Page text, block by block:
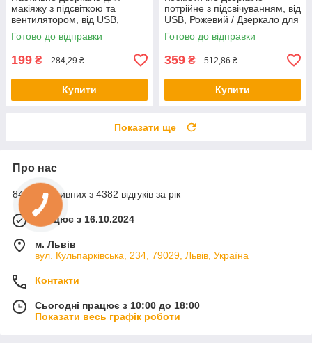
макіяжу з підсвіткою та
вентилятором, від USB,
TV000201 / Косметичне
дзеркало з підсвічуванням
Готово до відправки
199 ₴ 284,29 ₴
Купити
потрійне з підсвічуванням, від
USB, Рожевий / Дзеркало для
макіяжу / Дзеркало настільне
Готово до відправки
359 ₴ 512,86 ₴
Купити
Показати ще
Про нас
84% позитивних з 4382 відгуків за рік
Працює з 16.10.2024
м. Львів
вул. Кульпарківська, 234, 79029, Львів, Україна
Контакти
Сьогодні працює з 10:00 до 18:00
Показати весь графік роботи